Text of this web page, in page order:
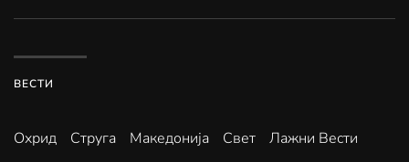
ВЕСТИ
Охрид Струга Македонија Свет
Лажни Вести